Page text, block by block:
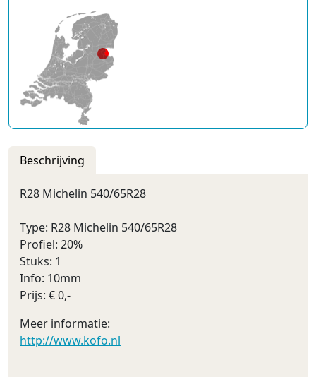
Beschrijving
R28 Michelin 540/65R28
Type: R28 Michelin 540/65R28
Profiel: 20%
Stuks: 1
Info: 10mm
Prijs: € 0,-
Meer informatie:
http://www.kofo.nl